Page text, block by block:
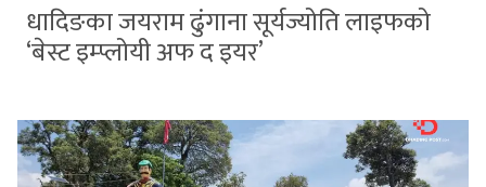
धादिङका जयराम ढुंगाना सूर्यज्योति लाइफको
‘बेस्ट इम्प्लोयी अफ द इयर’